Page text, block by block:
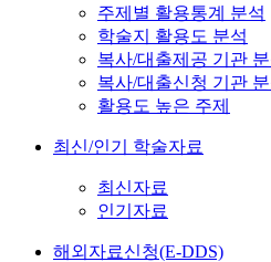
주제별 활용통계 분석
학술지 활용도 분석
복사/대출제공 기관
복사/대출신청 기관
활용도 높은 주제
최신/인기 학술자료
최신자료
인기자료
해외자료신청(E-DDS)